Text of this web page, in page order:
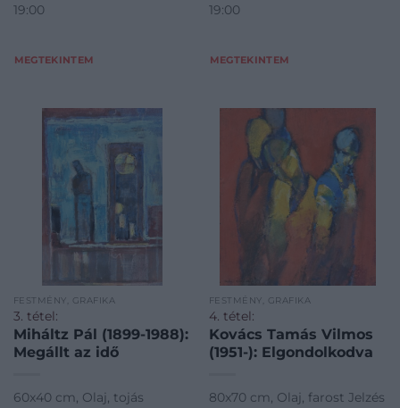
19:00
MEGTEKINTEM
19:00
MEGTEKINTEM
FESTMÉNY, GRAFIKA
3. tétel:
Miháltz Pál (1899-1988):
Megállt az idő
60x40 cm, Olaj, tojás
FESTMÉNY, GRAFIKA
4. tétel:
Kovács Tamás Vilmos
(1951-): Elgondolkodva
80x70 cm, Olaj, farost Jelzés